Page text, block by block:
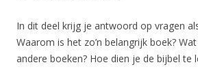
In dit deel krijg je antwoord op vragen
Waarom is het zo’n belangrijk boek?
andere boeken? Hoe dien je de bijbel te